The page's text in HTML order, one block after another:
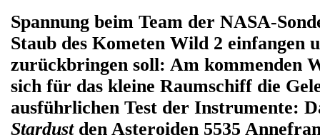
Spannung beim Team der NASA-
Staub des Kometen Wild 2 einfangen
zurückbringen soll: Am kommenden
sich für das kleine Raumschiff die
ausführlichen Test der Instrumente:
Stardustden Asteroiden 5535